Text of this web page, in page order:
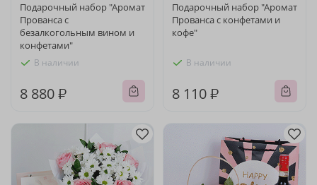
Подарочный набор "Аромат
Прованса с
безалкогольным вином и
конфетами"
В наличии
8 880 ₽
Подарочный набор "Аромат
Прованса с конфетами и
кофе"
В наличии
8 110 ₽